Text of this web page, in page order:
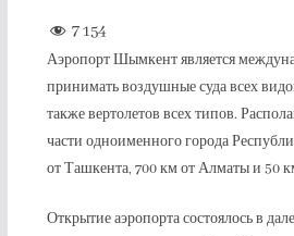
7 154
Аэропорт Шымкент является
принимать воздушные суда всех
также вертолетов всех типов.
части одноименного города
от Ташкента, 700 км от Алматы и 50
Открытие аэропорта состоялось в